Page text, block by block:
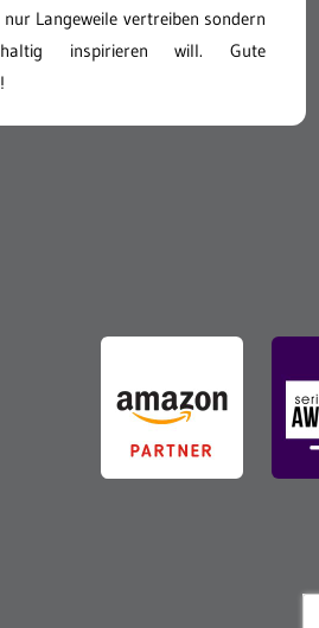
Langeweile vertreiben sondern
inspirieren will. Gute